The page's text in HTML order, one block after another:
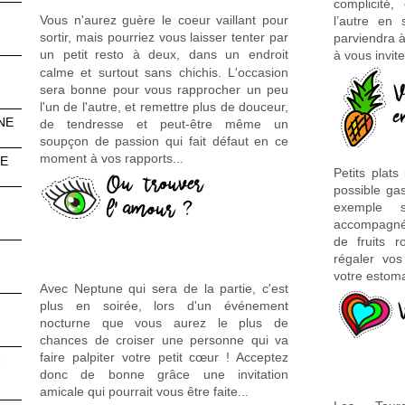
Vous n'aurez guère le coeur vaillant pour
sortir, mais pourriez vous laisser tenter par
un petit resto à deux, dans un endroit
calme et surtout sans chichis. L'occasion
sera bonne pour vous rapprocher un peu
l'un de l'autre, et remettre plus de douceur,
de tendresse et peut-être même un
soupçon de passion qui fait défaut en ce
moment à vos rapports...
Avec Neptune qui sera de la partie, c'est
plus en soirée, lors d'un événement
nocturne que vous aurez le plus de
chances de croiser une personne qui va
faire palpiter votre petit cœur ! Acceptez
donc de bonne grâce une invitation
amicale qui pourrait vous être faite...
l’autre en
parviendra
à vous
Petits
possible
exemple
de fruits
régaler
votre